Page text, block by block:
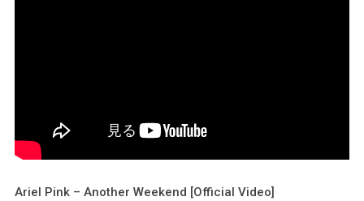
Ariel Pink – Another Weekend [Official Video]